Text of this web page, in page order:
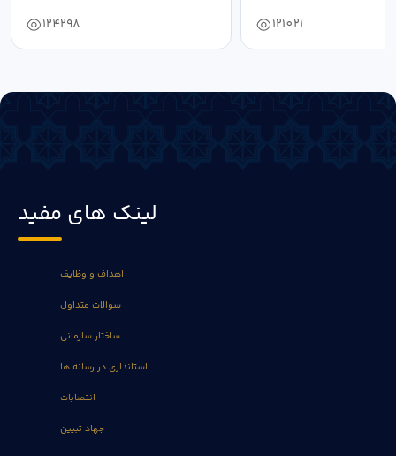
124298 121021
لینک های مفید
اهداف و وظایف
سوالات متداول
ساختار سازمانی
استانداری در رسانه ها
انتصابات
جهاد تبیین